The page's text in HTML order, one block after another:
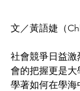
文／黃語婕（
社會競爭日益
會的把握更是大
學著如何在學